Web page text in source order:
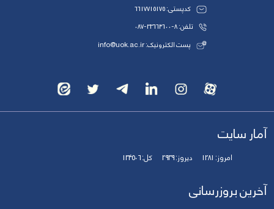
کدپستی: 6617715175
تلفن: 8-33664600-087
پست الکترونیک: info@uok.ac.ir
آمار سایت
امروز:1281 دیروز:2939 کل:134506
آخرین بروزرسانی